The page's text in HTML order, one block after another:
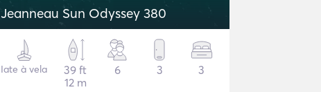
Jeanneau Sun Odyssey 380
Iate à vela
39 ft
12 m
6 3 3